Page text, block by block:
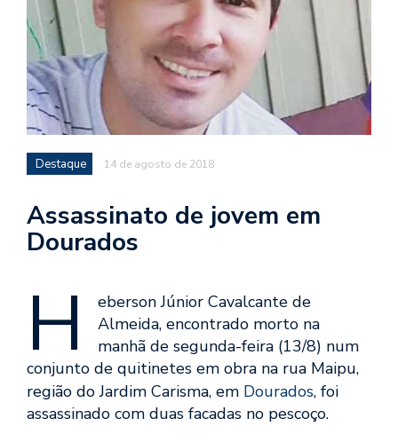
Destaque 14 de agosto de 2018
Assassinato de jovem em
Dourados
H
eberson Júnior Cavalcante de
Almeida, encontrado morto na
manhã de segunda-feira (13/8) num
conjunto de quitinetes em obra na rua Maipu,
região do Jardim Carisma, em Dourados, foi
assassinado com duas facadas no pescoço.